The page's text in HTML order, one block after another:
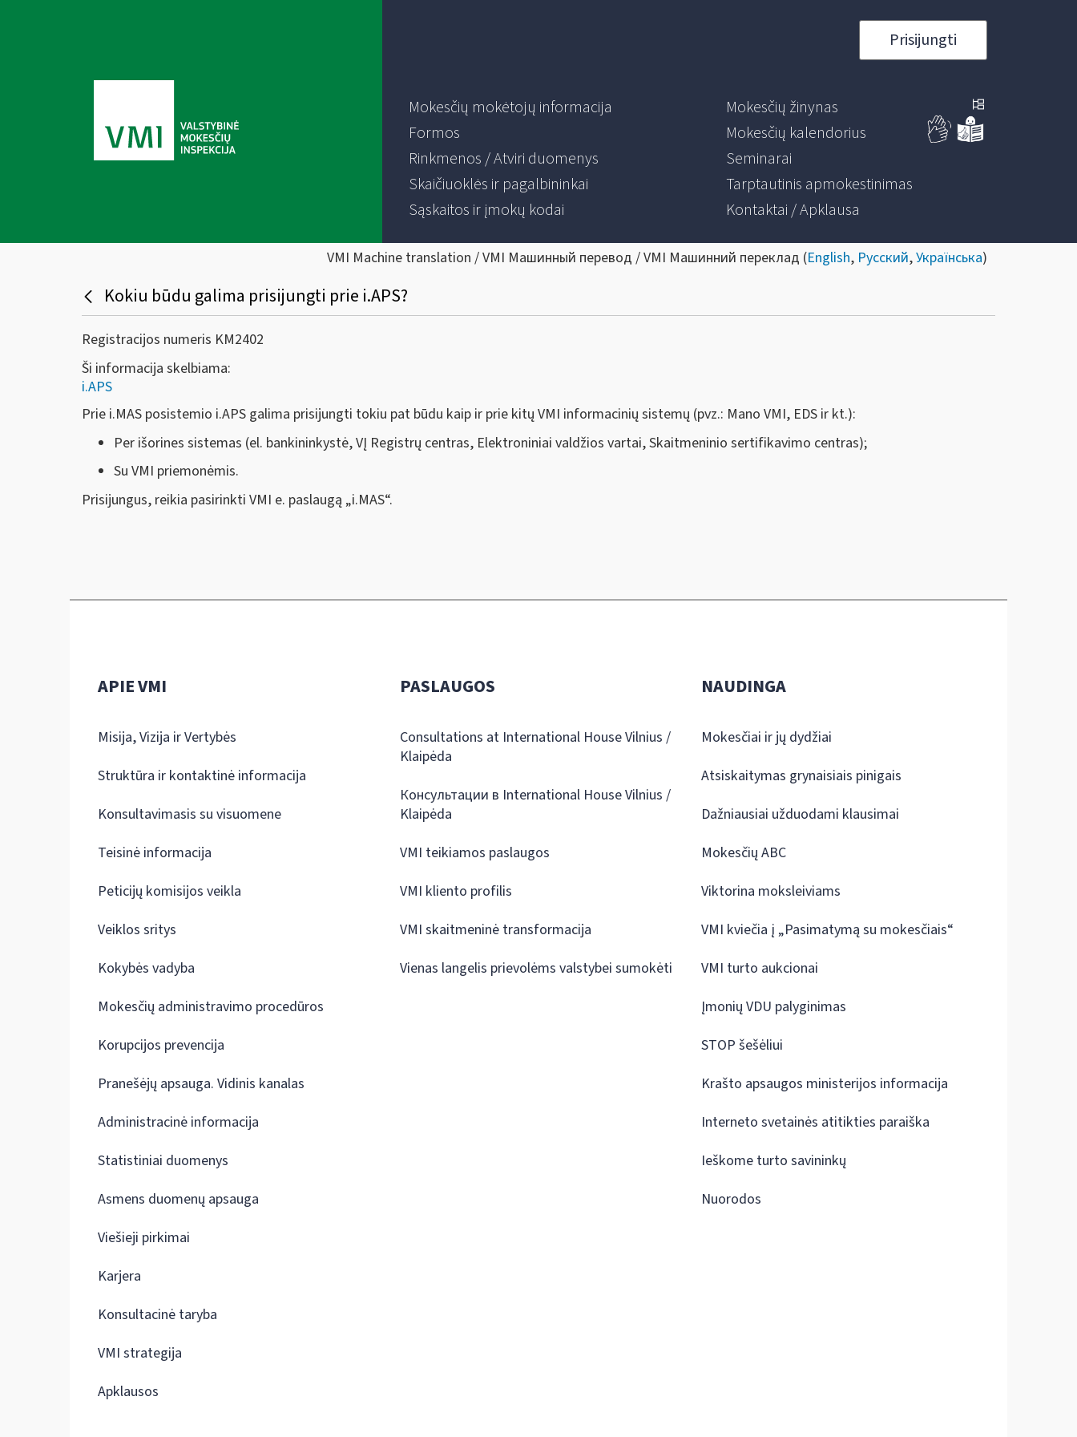
Prisijungti
Mokesčių mokėtojų informacija
Formos
Rinkmenos / Atviri duomenys
Skaičiuoklės ir pagalbininkai
Sąskaitos ir įmokų kodai
Mokesčių žinynas
Mokesčių kalendorius
Seminarai
Tarptautinis apmokestinimas
Kontaktai / Apklausa
VMI Machine translation / VMI Машинный перевод / VMI Машинний переклад (English, Русский,Українська)
Kokiu būdu galima prisijungti prie i.APS?
Registracijos numeris KM2402
Ši informacija skelbiama:
i.APS
Prie i.MAS posistemio i.APS galima prisijungti tokiu pat būdu kaip ir prie kitų VMI informacinių sistemų (pvz.: Mano VMI, EDS ir kt.):
Per išorines sistemas (el. bankininkystė, VĮ Registrų centras, Elektroniniai valdžios vartai, Skaitmeninio sertifikavimo centras);
Su VMI priemonėmis.
Prisijungus, reikia pasirinkti VMI e. paslaugą „i.MAS“.
APIE VMI
Misija, Vizija ir Vertybės
Struktūra ir kontaktinė informacija
Konsultavimasis su visuomene
Teisinė informacija
Peticijų komisijos veikla
Veiklos sritys
Kokybės vadyba
Mokesčių administravimo procedūros
Korupcijos prevencija
Pranešėjų apsauga. Vidinis kanalas
Administracinė informacija
Statistiniai duomenys
Asmens duomenų apsauga
Viešieji pirkimai
Karjera
Konsultacinė taryba
VMI strategija
Apklausos
PASLAUGOS
Consultations at International House Vilnius /
Klaipėda
Консультации в International House Vilnius /
Klaipėda
VMI teikiamos paslaugos
VMI kliento profilis
VMI skaitmeninė transformacija
Vienas langelis prievolėms valstybei sumokėti
NAUDINGA
Mokesčiai ir jų dydžiai
Atsiskaitymas grynaisiais pinigais
Dažniausiai užduodami klausimai
Mokesčių ABC
Viktorina moksleiviams
VMI kviečia į „Pasimatymą su mokesčiais“
VMI turto aukcionai
Įmonių VDU palyginimas
STOP šešėliui
Krašto apsaugos ministerijos informacija
Interneto svetainės atitikties paraiška
Ieškome turto savininkų
Nuorodos